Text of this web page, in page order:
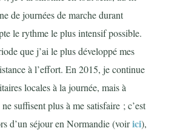
de journées de marche durant
le rythme le plus intensif possible.
que j’ai le plus développé mes
à l’effort. En 2015, je continue
locales à la journée, mais à
suffisent plus à me satisfaire ; c’est
d’un séjour en Normandie (voirici),